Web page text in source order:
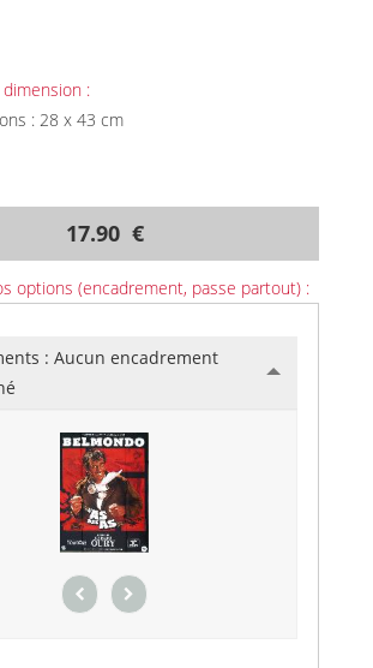
:
: 28 x 43 cm
17.90 €
options (encadrement, passe partout) :
: Aucun encadrement